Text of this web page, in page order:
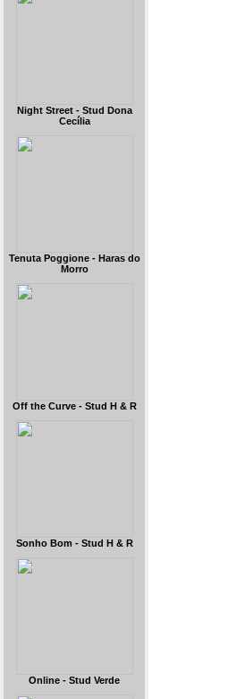
Night Street - Stud Dona
Cecília
Tenuta Poggione - Haras do
Morro
Off the Curve - Stud H & R
Sonho Bom - Stud H & R
Online - Stud Verde